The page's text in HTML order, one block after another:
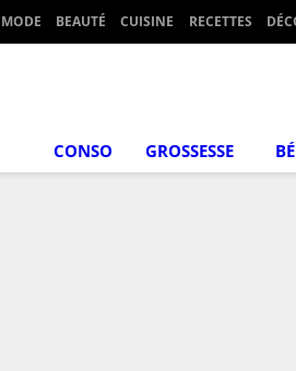
MODE BEAUTÉ CUISINE RECETTES
CONSO GROSSESSE